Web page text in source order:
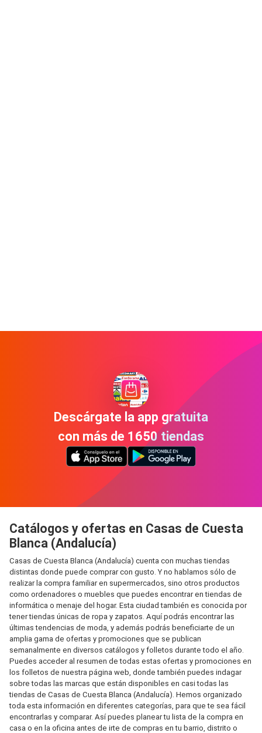
Descárgate la app gratuita
con más de 1650 tiendas
Catálogos y ofertas en Casas de Cuesta
Blanca (Andalucía)
Casas de Cuesta Blanca (Andalucía) cuenta con muchas tiendas
distintas donde puede comprar con gusto. Y no hablamos sólo de
realizar la compra familiar en supermercados, sino otros productos
como ordenadores o muebles que puedes encontrar en tiendas de
informática o menaje del hogar. Esta ciudad también es conocida por
tener tiendas únicas de ropa y zapatos. Aquí podrás encontrar las
últimas tendencias de moda, y además podrás beneficiarte de un
amplia gama de ofertas y promociones que se publican
semanalmente en diversos catálogos y folletos durante todo el año.
Puedes acceder al resumen de todas estas ofertas y promociones en
los folletos de nuestra página web, donde también puedes indagar
sobre todas las marcas que están disponibles en casi todas las
tiendas de Casas de Cuesta Blanca (Andalucía). Hemos organizado
toda esta información en diferentes categorías, para que te sea fácil
encontrarlas y comparar. Así puedes planear tu lista de la compra en
casa o en la oficina antes de irte de compras en tu barrio, distrito o